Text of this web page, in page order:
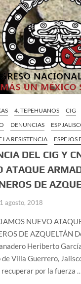
4. TEPEHUANOS CIG
DENUNCIAS
ESP
LA RESISTENCIA
ESPEJOS
DEL CIG Y
ATAQUE
DE
agosto, 2018
NUEVO
DE AZQUELTÁN
Heriberto
Villa Guerrero,
por la fuerza